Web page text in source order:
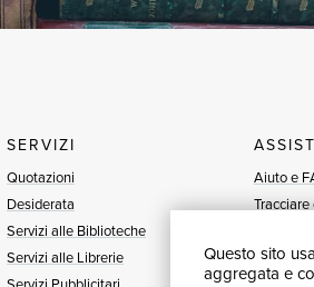
Questo sito
aggregata e
SERVIZI
Quotazioni
Desiderata
Servizi alle Biblioteche
Servizi alle Librerie
Aiuto e